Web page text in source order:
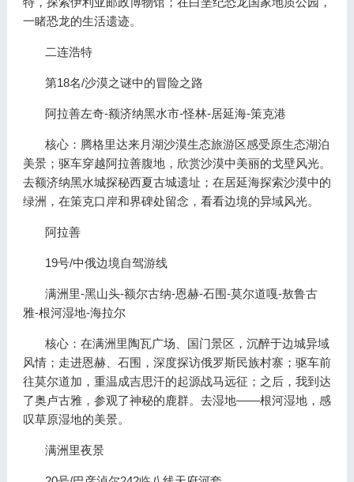
一睹恐龙的生活遗迹。
二连浩特
第18名/沙漠之谜中的冒险之路
阿拉善左奇-额济纳黑水市-怪林-居延海-策克港
核心：腾格里达来月湖沙漠生态旅游区感受原生态湖泊
美景；驱车穿越阿拉善腹地，欣赏沙漠中美丽的戈壁风光。
去额济纳黑水城探秘西夏古城遗址；在居延海探索沙漠中的
绿洲，在策克口岸和界碑处留念，看看边境的异域风光。
阿拉善
19号/中俄边境自驾游线
满洲里-黑山头-额尔古纳-恩赫-石围-莫尔道嘎-敖鲁古
雅-根河湿地-海拉尔
核心：在满洲里陶瓦广场、国门景区，沉醉于边城异域
风情；走进恩赫、石围，深度探访俄罗斯民族村寨；驱车前
往莫尔道加，重温成吉思汗的起源战马远征；之后，我到达
了奥卢古雅，参观了神秘的鹿群。去湿地——根河湿地，感
叹草原湿地的美景。
满洲里夜景